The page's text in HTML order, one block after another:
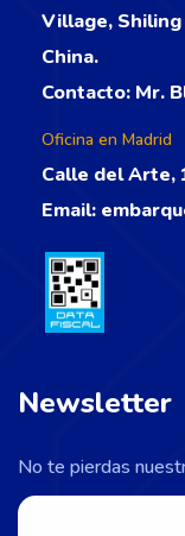
Village, Shiling
China.
Contacto: Mr.
Oficina en Madrid
Calle del Arte,
Email:
Newsletter
No te pierdas